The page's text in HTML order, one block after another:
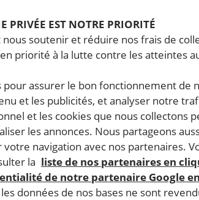
PRIVÉE EST NOTRE PRIORITÉ
soutenir et réduire nos frais de
priorité à la lutte contre les atteintes
pour assurer le bon fonctionnement de
et les publicités, et analyser notre
et les cookies que nous collectons
les annonces. Nous partageons
navigation avec nos partenaires.
la liste de nos partenaires en
de notre partenaire Google
les données de nos bases ne sont